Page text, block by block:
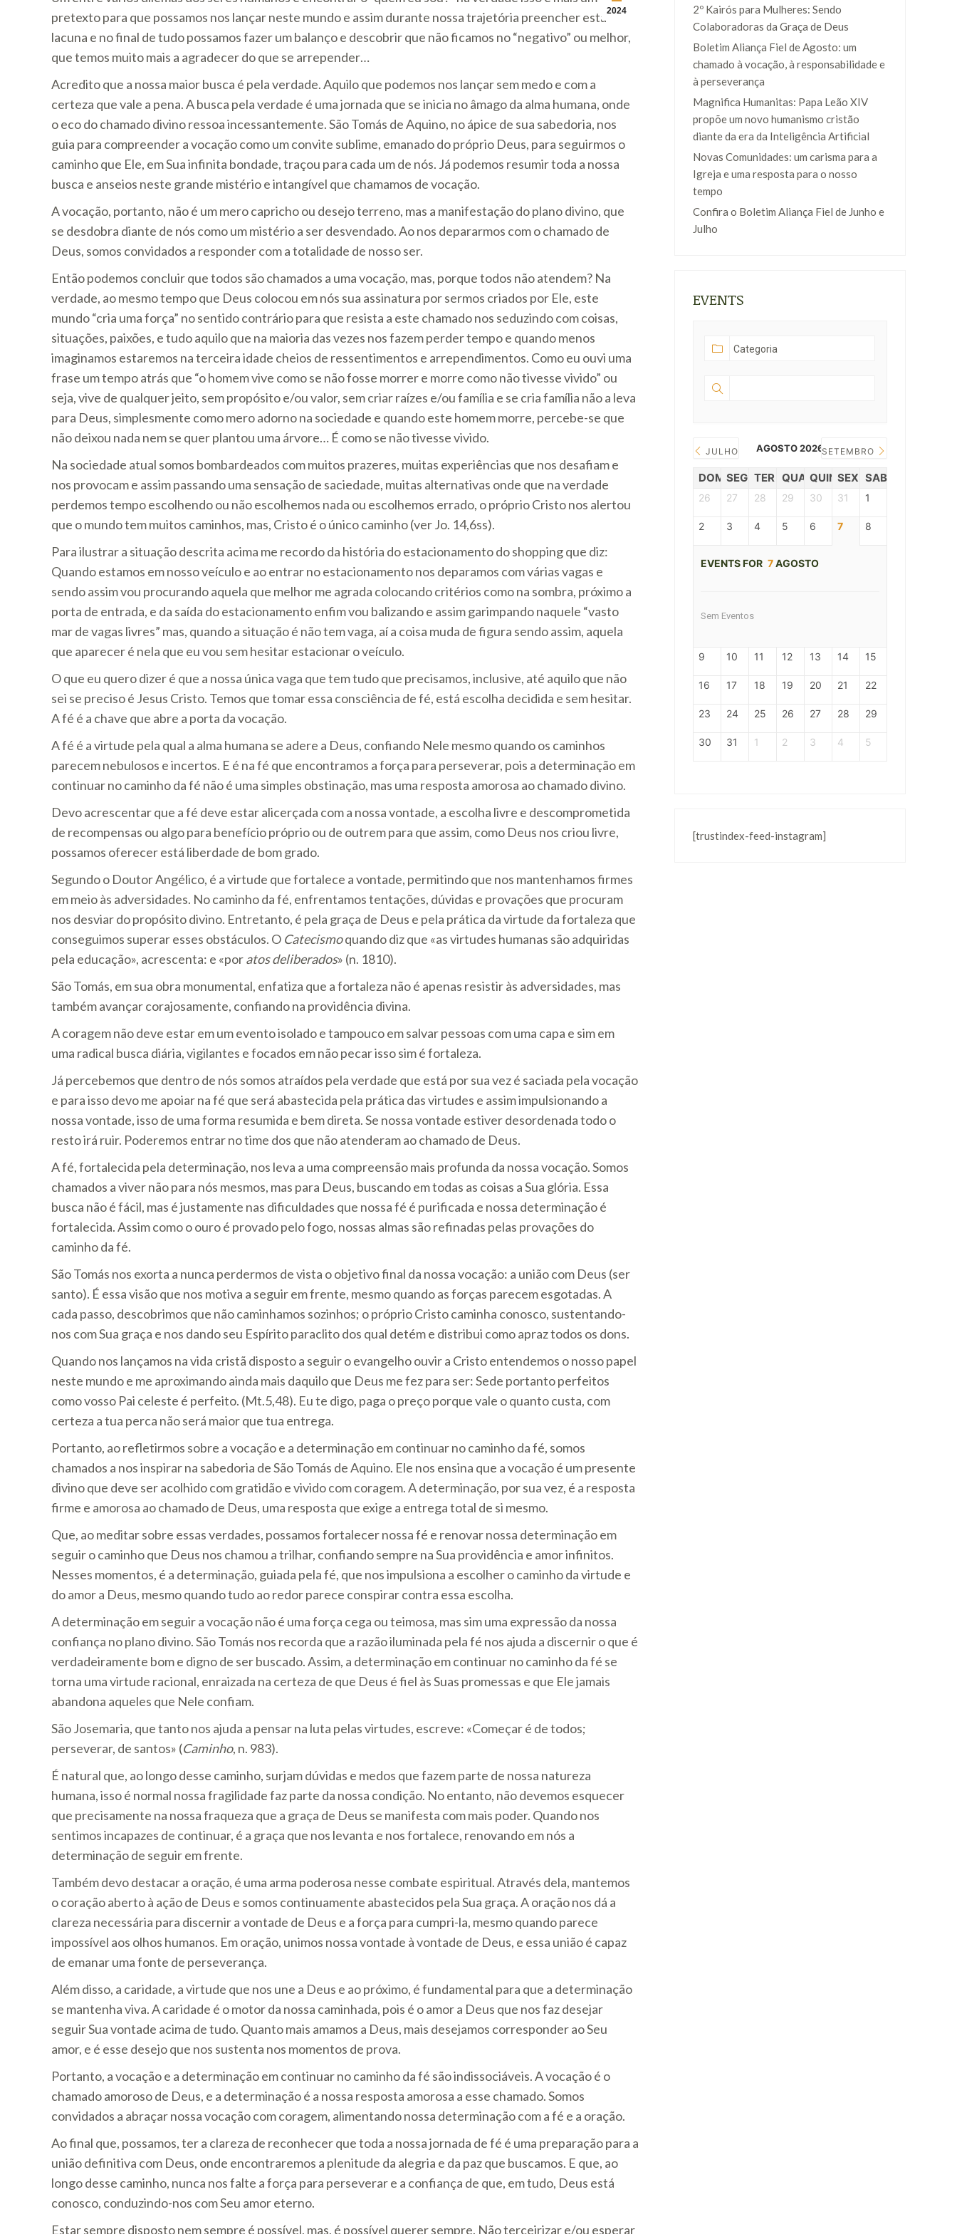
2024
pretexto para que possamos nos lançar neste mundo e assim durante nossa trajetória preencher está
lacuna e no final de tudo possamos fazer um balanço e descobrir que não ficamos no “negativo” ou melhor,
que temos muito mais a agradecer do que se arrepender…
Acredito que a nossa maior busca é pela verdade. Aquilo que podemos nos lançar sem medo e com a
certeza que vale a pena. A busca pela verdade é uma jornada que se inicia no âmago da alma humana, onde
o eco do chamado divino ressoa incessantemente. São Tomás de Aquino, no ápice de sua sabedoria, nos
guia para compreender a vocação como um convite sublime, emanado do próprio Deus, para seguirmos o
caminho que Ele, em Sua infinita bondade, traçou para cada um de nós. Já podemos resumir toda a nossa
busca e anseios neste grande mistério e intangível que chamamos de vocação.
A vocação, portanto, não é um mero capricho ou desejo terreno, mas a manifestação do plano divino, que
se desdobra diante de nós como um mistério a ser desvendado. Ao nos depararmos com o chamado de
Deus, somos convidados a responder com a totalidade de nosso ser.
Então podemos concluir que todos são chamados a uma vocação, mas, porque todos não atendem? Na
verdade, ao mesmo tempo que Deus colocou em nós sua assinatura por sermos criados por Ele, este
mundo “cria uma força” no sentido contrário para que resista a este chamado nos seduzindo com coisas,
situações, paixões, e tudo aquilo que na maioria das vezes nos fazem perder tempo e quando menos
imaginamos estaremos na terceira idade cheios de ressentimentos e arrependimentos. Como eu ouvi uma
frase um tempo atrás que “o homem vive como se não fosse morrer e morre como não tivesse vivido” ou
seja, vive de qualquer jeito, sem propósito e/ou valor, sem criar raízes e/ou família e se cria família não a leva
para Deus, simplesmente como mero adorno na sociedade e quando este homem morre, percebe-se que
não deixou nada nem se quer plantou uma árvore… É como se não tivesse vivido.
Na sociedade atual somos bombardeados com muitos prazeres, muitas experiências que nos desafiam e
nos provocam e assim passando uma sensação de saciedade, muitas alternativas onde que na verdade
perdemos tempo escolhendo ou não escolhemos nada ou escolhemos errado, o próprio Cristo nos alertou
que o mundo tem muitos caminhos, mas, Cristo é o único caminho (ver Jo. 14,6ss).
Para ilustrar a situação descrita acima me recordo da história do estacionamento do shopping que diz:
Quando estamos em nosso veículo e ao entrar no estacionamento nos deparamos com várias vagas e
sendo assim vou procurando aquela que melhor me agrada colocando critérios como na sombra, próximo a
porta de entrada, e da saída do estacionamento enfim vou balizando e assim garimpando naquele “vasto
mar de vagas livres” mas, quando a situação é não tem vaga, aí a coisa muda de figura sendo assim, aquela
que aparecer é nela que eu vou sem hesitar estacionar o veículo.
O que eu quero dizer é que a nossa única vaga que tem tudo que precisamos, inclusive, até aquilo que não
sei se preciso é Jesus Cristo. Temos que tomar essa consciência de fé, está escolha decidida e sem hesitar.
A fé é a chave que abre a porta da vocação.
A fé é a virtude pela qual a alma humana se adere a Deus, confiando Nele mesmo quando os caminhos
parecem nebulosos e incertos. E é na fé que encontramos a força para perseverar, pois a determinação em
continuar no caminho da fé não é uma simples obstinação, mas uma resposta amorosa ao chamado divino.
Devo acrescentar que a fé deve estar alicerçada com a nossa vontade, a escolha livre e descomprometida
de recompensas ou algo para benefício próprio ou de outrem para que assim, como Deus nos criou livre,
possamos oferecer está liberdade de bom grado.
Segundo o Doutor Angélico, é a virtude que fortalece a vontade, permitindo que nos mantenhamos firmes
em meio às adversidades. No caminho da fé, enfrentamos tentações, dúvidas e provações que procuram
nos desviar do propósito divino. Entretanto, é pela graça de Deus e pela prática da virtude da fortaleza que
conseguimos superar esses obstáculos. O Catecismoquando diz que «as virtudes humanas são adquiridas
pela educação», acrescenta: e «poratos deliberados» (n. 1810).
São Tomás, em sua obra monumental, enfatiza que a fortaleza não é apenas resistir às adversidades, mas
também avançar corajosamente, confiando na providência divina.
A coragem não deve estar em um evento isolado e tampouco em salvar pessoas com uma capa e sim em
uma radical busca diária, vigilantes e focados em não pecar isso sim é fortaleza.
Já percebemos que dentro de nós somos atraídos pela verdade que está por sua vez é saciada pela vocação
e para isso devo me apoiar na fé que será abastecida pela prática das virtudes e assim impulsionando a
nossa vontade, isso de uma forma resumida e bem direta. Se nossa vontade estiver desordenada todo o
resto irá ruir. Poderemos entrar no time dos que não atenderam ao chamado de Deus.
A fé, fortalecida pela determinação, nos leva a uma compreensão mais profunda da nossa vocação. Somos
chamados a viver não para nós mesmos, mas para Deus, buscando em todas as coisas a Sua glória. Essa
busca não é fácil, mas é justamente nas dificuldades que nossa fé é purificada e nossa determinação é
fortalecida. Assim como o ouro é provado pelo fogo, nossas almas são refinadas pelas provações do
caminho da fé.
São Tomás nos exorta a nunca perdermos de vista o objetivo final da nossa vocação: a união com Deus (ser
santo). É essa visão que nos motiva a seguir em frente, mesmo quando as forças parecem esgotadas. A
cada passo, descobrimos que não caminhamos sozinhos; o próprio Cristo caminha conosco, sustentando-
nos com Sua graça e nos dando seu Espírito paraclito dos qual detém e distribui como apraz todos os dons.
Quando nos lançamos na vida cristã disposto a seguir o evangelho ouvir a Cristo entendemos o nosso papel
neste mundo e me aproximando ainda mais daquilo que Deus me fez para ser: Sede portanto perfeitos
como vosso Pai celeste é perfeito. (Mt.5,48). Eu te digo, paga o preço porque vale o quanto custa, com
certeza a tua perca não será maior que tua entrega.
Portanto, ao refletirmos sobre a vocação e a determinação em continuar no caminho da fé, somos
chamados a nos inspirar na sabedoria de São Tomás de Aquino. Ele nos ensina que a vocação é um presente
divino que deve ser acolhido com gratidão e vivido com coragem. A determinação, por sua vez, é a resposta
firme e amorosa ao chamado de Deus, uma resposta que exige a entrega total de si mesmo.
Que, ao meditar sobre essas verdades, possamos fortalecer nossa fé e renovar nossa determinação em
seguir o caminho que Deus nos chamou a trilhar, confiando sempre na Sua providência e amor infinitos.
Nesses momentos, é a determinação, guiada pela fé, que nos impulsiona a escolher o caminho da virtude e
do amor a Deus, mesmo quando tudo ao redor parece conspirar contra essa escolha.
A determinação em seguir a vocação não é uma força cega ou teimosa, mas sim uma expressão da nossa
confiança no plano divino. São Tomás nos recorda que a razão iluminada pela fé nos ajuda a discernir o que é
verdadeiramente bom e digno de ser buscado. Assim, a determinação em continuar no caminho da fé se
torna uma virtude racional, enraizada na certeza de que Deus é fiel às Suas promessas e que Ele jamais
abandona aqueles que Nele confiam.
São Josemaria, que tanto nos ajuda a pensar na luta pelas virtudes, escreve: «Começar é de todos;
perseverar, de santos» (Caminho, n. 983).
É natural que, ao longo desse caminho, surjam dúvidas e medos que fazem parte de nossa natureza
humana, isso é normal nossa fragilidade faz parte da nossa condição. No entanto, não devemos esquecer
que precisamente na nossa fraqueza que a graça de Deus se manifesta com mais poder. Quando nos
sentimos incapazes de continuar, é a graça que nos levanta e nos fortalece, renovando em nós a
determinação de seguir em frente.
Também devo destacar a oração, é uma arma poderosa nesse combate espiritual. Através dela, mantemos
o coração aberto à ação de Deus e somos continuamente abastecidos pela Sua graça. A oração nos dá a
clareza necessária para discernir a vontade de Deus e a força para cumpri-la, mesmo quando parece
impossível aos olhos humanos. Em oração, unimos nossa vontade à vontade de Deus, e essa união é capaz
de emanar uma fonte de perseverança.
Além disso, a caridade, a virtude que nos une a Deus e ao próximo, é fundamental para que a determinação
se mantenha viva. A caridade é o motor da nossa caminhada, pois é o amor a Deus que nos faz desejar
seguir Sua vontade acima de tudo. Quanto mais amamos a Deus, mais desejamos corresponder ao Seu
amor, e é esse desejo que nos sustenta nos momentos de prova.
Portanto, a vocação e a determinação em continuar no caminho da fé são indissociáveis. A vocação é o
chamado amoroso de Deus, e a determinação é a nossa resposta amorosa a esse chamado. Somos
convidados a abraçar nossa vocação com coragem, alimentando nossa determinação com a fé e a oração.
Ao final que, possamos, ter a clareza de reconhecer que toda a nossa jornada de fé é uma preparação para a
união definitiva com Deus, onde encontraremos a plenitude da alegria e da paz que buscamos. E que, ao
longo desse caminho, nunca nos falte a força para perseverar e a confiança de que, em tudo, Deus está
conosco, conduzindo-nos com Seu amor eterno.
Estar sempre disposto nem sempre é possível, mas, é possível querer sempre. Não terceirizar e/ou esperar
2º Kairós para Mulheres: Sendo
Colaboradoras da Graça de Deus
Boletim Aliança Fiel de Agosto: um
chamado à vocação, à responsabilidade e
à perseverança
Magnifica Humanitas: Papa Leão XIV
propõe um novo humanismo cristão
diante da era da Inteligência Artificial
Novas Comunidades: um carisma para a
Igreja e uma resposta para o nosso
tempo
Confira o Boletim Aliança Fiel de Junho e
Julho
EVENTS
JULHO AGOSTO 2026SETEMBRO
DOM SEG TER QUARQUIN SEX SAB
26 27 28 29 30 31 1
2 3 4 5 6 7 8
EVENTS FOR 7AGOSTO
Sem Eventos
9 10 11 12 13 14 15
16 17 18 19 20 21 22
23 24 25 26 27 28 29
30 31 1 2 3 4 5
[trustindex-feed-instagram]